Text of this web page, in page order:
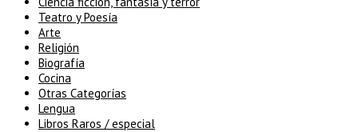
Teatro y Poesía
Arte
Religión
Biografía
Cocina
Otras Categorías
Lengua
Libros Raros / especial